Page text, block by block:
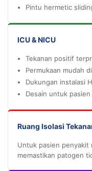
Pintu hermetic
ICU & NICU
Tekanan positif
Permukaan mudah
Dukungan instalasi
Desain untuk
Ruang Isolasi
Untuk pasien penyakit
memastikan patogen